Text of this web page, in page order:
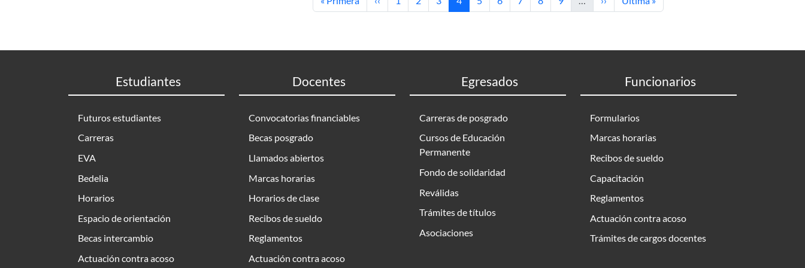
Estudiantes
Futuros estudiantes
Carreras
EVA
Bedelia
Horarios
Espacio de orientación
Becas intercambio
Actuación contra acoso
Docentes
Convocatorias financiables
Becas posgrado
Llamados abiertos
Marcas horarias
Horarios de clase
Recibos de sueldo
Reglamentos
Actuación contra acoso
Egresados
Carreras de posgrado
Cursos de Educación
Permanente
Fondo de solidaridad
Reválidas
Trámites de títulos
Asociaciones
Funcionarios
Formularios
Marcas horarias
Recibos de sueldo
Capacitación
Reglamentos
Actuación contra acoso
Trámites de cargos docentes